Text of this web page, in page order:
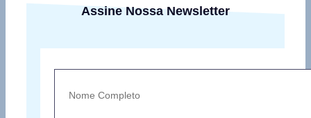
Assine Nossa Newsletter